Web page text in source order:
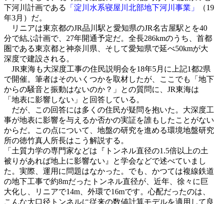
下河川計画である
「淀川水系寝屋川北部地下河川事業」
（19
年3月）だ。
リニアは東京都のJR品川駅と愛知県のJR名古屋駅とを40
分で結ぶ計画で、27年開通予定だ。全長286kmのうち、首都
圏である東京都と神奈川県、そして愛知県で延べ50kmが大
深度で建設される。
JR東海も大深度工事の住民説明会を18年5月に上記1都2県
で開催。筆者はそのいくつかを取材したが、ここでも「地下
からの騒音と振動はないのか？」との質問に、JR東海は
「地表に影響しない」と回答している。
だが、この回答には多くの住民が疑問を抱いた。大深度工
事が地表に影響を与えるか否かの実証を誰もしたことがない
からだ。この点について、地盤の研究を進める環境地盤研究
所の徳竹真人所長はこう解説する。
「土質力学の専門家などは『トンネル直径の1.5倍以上の土
被りがあれば地上に影響ない』と学会などで述べていまし
た。実際、運用に問題はなかった。でも、かつては複線鉄道
の地下工事で約8mだったトンネル直径が、近年、徐々に巨
大化し、リニアで14m、外環で16mです。心配だったのは、
こんな大口径トンネルに従来の数値計算モデルを適用して良